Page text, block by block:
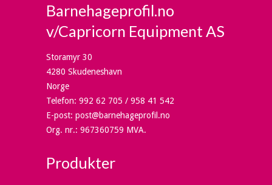
Barnehageprofil.no
v/Capricorn Equipment AS
Storamyr 30
4280 Skudeneshavn
Norge
Telefon: 992 62 705 / 958 41 542
E-post: post@barnehageprofil.no
Org. nr.: 967360759 MVA.
Produkter